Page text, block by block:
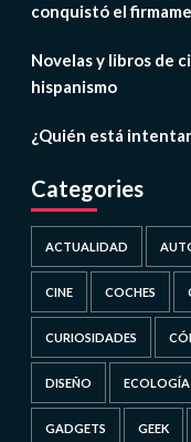
conquistó el
Novelas y libros de
hispanismo
¿Quién está
Categories
ACTUALIDAD
CINE COCHES
CURIOSIDADES
DISEÑO ECOLOGÍA
GADGETS GEEK